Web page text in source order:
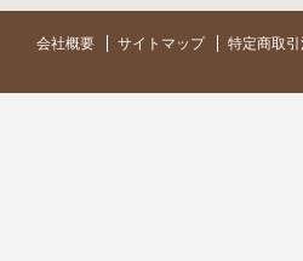
会社概要 サイトマップ 特定商取